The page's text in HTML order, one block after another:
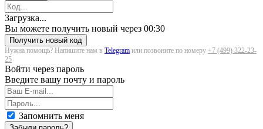
Загрузка...
Вы можете получить новый через 00:30
Получить новый код
Нужна помощь? Напишите нам в Telegram или позвоните по номеру +7 (499) 322-23-
25
Войти через пароль
Введите вашу почту и пароль
Запомнить меня